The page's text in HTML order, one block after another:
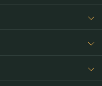
оферти